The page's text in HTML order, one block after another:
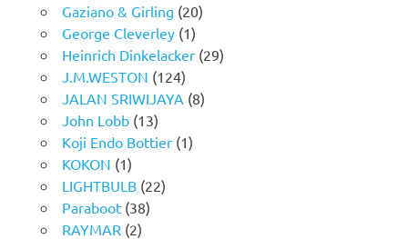
Gaziano & Girling (20)
George Cleverley(1)
Heinrich Dinkelacker(29)
J.M.WESTON (124)
JALAN SRIWIJAYA (8)
John Lobb(13)
Koji Endo Bottier(1)
KOKON (1)
LIGHTBULB(22)
Paraboot(38)
RAYMAR (2)